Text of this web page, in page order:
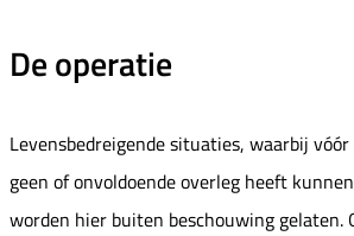
De operatie
Levensbedreigende situaties, waarbij
geen of onvoldoende overleg heeft
worden hier buiten beschouwing gelaten.